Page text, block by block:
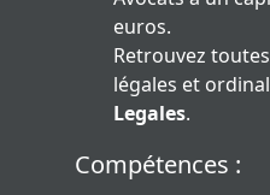
euros.
Retrouvez
légales et
Legales.
Compétences :